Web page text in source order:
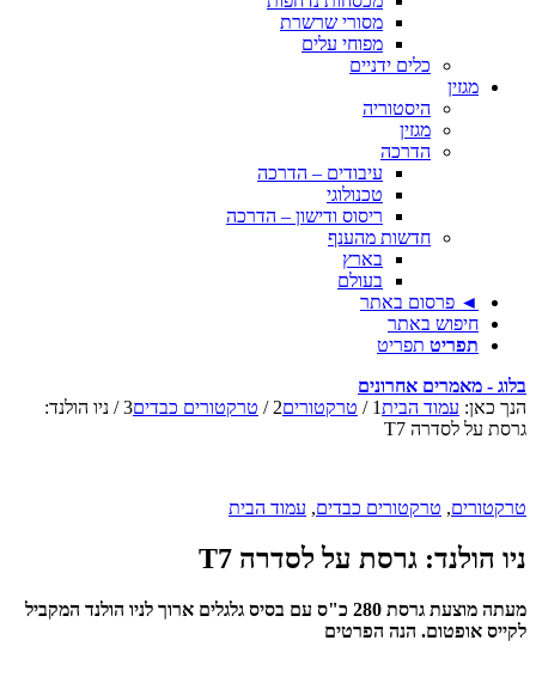
מסורי שרשרת
מפוחי עלים
כלים ידניים
מגזין
היסטוריה
מגזין
הדרכה
עיבודים – הדרכה
טכנולוגי
ריסוס ודישון – הדרכה
חדשות מהענף
בארץ
בעולם
◄ פרסום באתר
חיפוש באתר
תפריט תפריט
בלוג - מאמרים אחרונים
הנך כאן: עמוד הבית1
/ טרקטורים2
/ טרקטורים כבדים3
/ ניו הולנד:
גרסת על לסדרה T7
טרקטורים, טרקטורים כבדים, עמוד הבית
ניו הולנד: גרסת על לסדרה T7
מעתה מוצעת גרסת 280 כ"ס עם בסיס גלגלים ארוך לניו הולנד המקביל
לקייס אופטום. הנה הפרטים